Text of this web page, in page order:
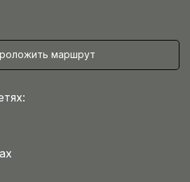
маршрут